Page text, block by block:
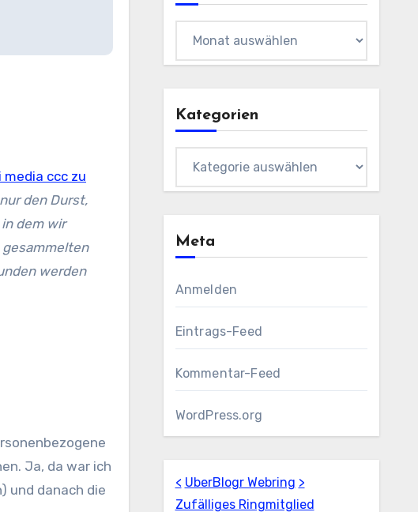
media ccc zu
den Durst,
dem wir
gesammelten
werden
Ja, da war ich
und danach die
Kategorien
Meta
Anmelden
Eintrags-Feed
Kommentar-Feed
WordPress.org
< UberBlogr Webring >
Zufälliges Ringmitglied